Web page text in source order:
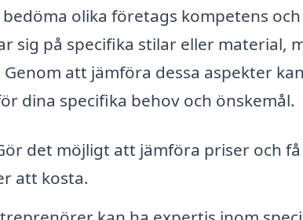
olika företags kompetens och
sig på specifika stilar eller material,
att jämföra dessa aspekter
dina specifika behov och önskemål.
det möjligt att jämföra priser och
att kosta.